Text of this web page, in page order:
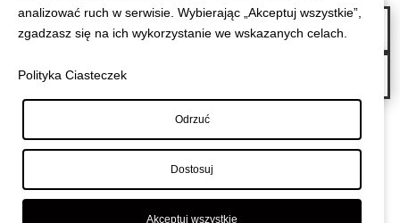
←Żeby kobieta była piękna, musi być szczęśliwa. Żeby była szczęśliwa,
musi być kochana.
o czym do Ciebie mówi.
analizować ruch w serwisie. Wybierając „Akceptuj wszystkie”,
zgadzasz się na ich wykorzystanie we wskazanych celach.
Polityka Ciasteczek
Odrzuć
Dostosuj
Akceptuj wszystkie